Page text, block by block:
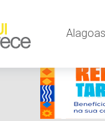
Alagoas